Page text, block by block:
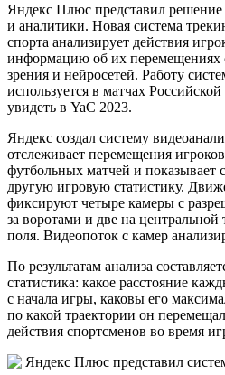
Яндекс Плюс представил решение
и аналитики. Новая система
спорта анализирует действия
информацию об их
зрения и нейросетей. Работу
используется в матчах
увидеть в YaC 2023.
Яндекс создал систему
отслеживает перемещения
футбольных матчей и показывает
другую игровую статистику.
фиксируют четыре камеры с
за воротами и две на центральной
поля. Видеопоток с камер
По результатам анализа
статистика: какое расстояние
с начала игры, каковы его
по какой траектории он
действия спортсменов во время